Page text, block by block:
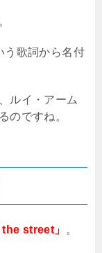
う歌詞から名付
ルイ・アーム
のですね。
street」 。